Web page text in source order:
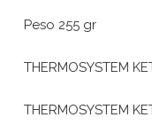
Peso 255 gr
THERMOSYSTEM
THERMOSYSTEM